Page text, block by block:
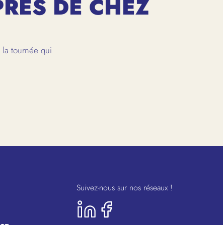
DE CHEZ
la tournée qui
Suivez-nous sur nos réseaux !